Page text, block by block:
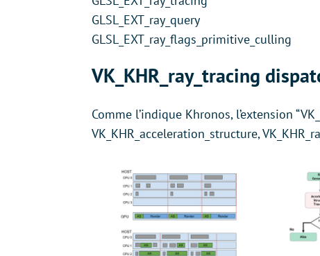
GLSL_EXT_ray_query
GLSL_EXT_ray_flags_primitive_culling
VK_KHR_ray_tracing
Comme l’indique Khronos, l’extension
VK_KHR_acceleration_structure,